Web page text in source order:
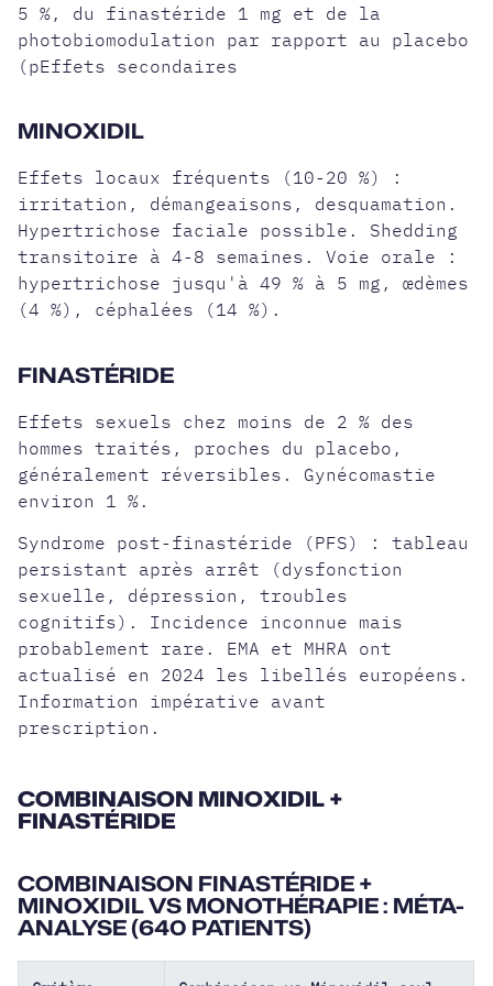
5 %, du finastéride 1 mg et de la
photobiomodulation par rapport au placebo
(pEffets secondaires
MINOXIDIL
Effets locaux fréquents (10-20 %) :
irritation, démangeaisons, desquamation.
Hypertrichose faciale possible. Shedding
transitoire à 4-8 semaines. Voie orale :
hypertrichose jusqu'à 49 % à 5 mg, œdèmes
(4 %), céphalées (14 %).
FINASTÉRIDE
Effets sexuels chez moins de 2 % des
hommes traités, proches du placebo,
généralement réversibles. Gynécomastie
environ 1 %.
Syndrome post-finastéride (PFS) : tableau
persistant après arrêt (dysfonction
sexuelle, dépression, troubles
cognitifs). Incidence inconnue mais
probablement rare. EMA et MHRA ont
actualisé en 2024 les libellés européens.
Information impérative avant
prescription.
COMBINAISON MINOXIDIL +
FINASTÉRIDE
COMBINAISON FINASTÉRIDE +
MINOXIDIL VS MONOTHÉRAPIE : MÉTA-
ANALYSE (640 PATIENTS)